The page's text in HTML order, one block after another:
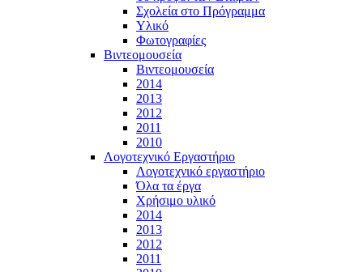
Σχολεία στο Πρόγραμμα
Υλικό
Φωτογραφίες
Βιντεομουσεία
Βιντεομουσεία
2014
2013
2012
2011
2010
Λογοτεχνικό Εργαστήριο
Λογοτεχνικό εργαστήριο
Όλα τα έργα
Χρήσιμο υλικό
2014
2013
2012
2011